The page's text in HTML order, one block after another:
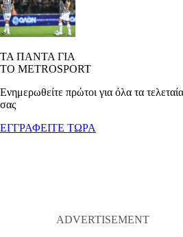
ΤΑ ΠΑΝΤΑ ΓΙΑ
ΤΟ METROSPORT
Ενημερωθείτε πρώτοι για όλα τα
σας
ΕΓΓΡΑΦΕΙΤΕ ΤΩΡΑ